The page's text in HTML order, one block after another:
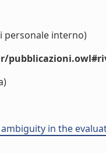
personale interno)
in the